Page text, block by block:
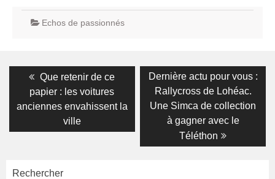
Echos de passionnés
Navigation
l’article
Previous
post:
Que retenir de ce
papier : les voitures
anciennes envahissent la
ville
Next
post:
Dernière actu pour vous :
Rallycross de Lohéac.
Une Simca de collection
à gagner avec le
Téléthon
Rechercher